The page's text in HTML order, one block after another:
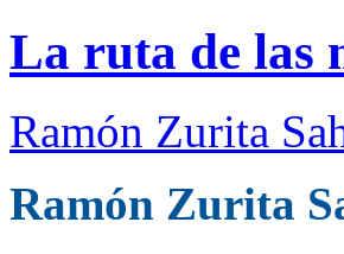
La ruta de las
Ramón Zurita
Ramón Zurita